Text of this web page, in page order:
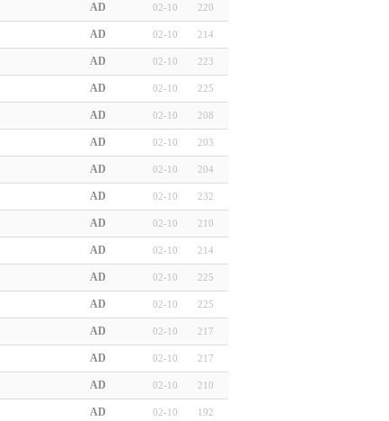
AD 02-10 220
AD 02-10 214
AD 02-10 223
AD 02-10 225
AD 02-10 208
AD 02-10 203
AD 02-10 204
AD 02-10 232
AD 02-10 210
AD 02-10 214
AD 02-10 225
AD 02-10 225
AD 02-10 217
AD 02-10 217
AD 02-10 210
AD 02-10 192